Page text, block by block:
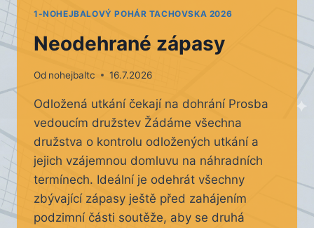
STŘÍBRA
1-NOHEJBALOVÝ POHÁR TACHOVSKA 2026
Neodehrané zápasy
Od nohejbaltc 16.7.2026
Odložená utkání čekají na dohrání Prosba
vedoucím družstev Žádáme všechna
družstva o kontrolu odložených utkání a
jejich vzájemnou domluvu na náhradních
termínech. Ideální je odehrát všechny
zbývající zápasy ještě před zahájením
podzimní části soutěže, aby se druhá